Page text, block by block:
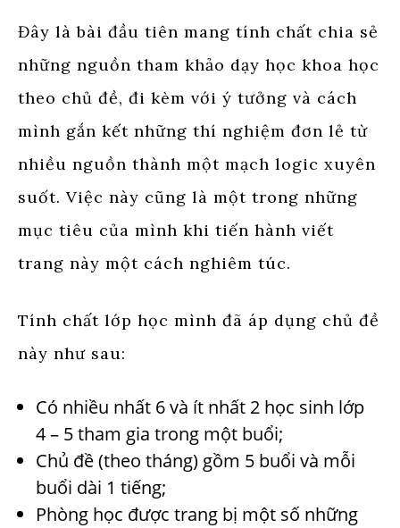
windowwindow
Đây là bài đầu tiên mang tính chất chia sẻ
những nguồn tham khảo dạy học khoa học
theo chủ đề, đi kèm với ý tưởng và cách
mình gắn kết những thí nghiệm đơn lẻ từ
nhiều nguồn thành một mạch logic xuyên
suốt. Việc này cũng là một trong những
mục tiêu của mình khi tiến hành viết
trang này một cách nghiêm túc.
Tính chất lớp học mình đã áp dụng chủ đề
này như sau:
Có nhiều nhất 6 và ít nhất 2 học sinh lớp
4 – 5 tham gia trong một buổi;
Chủ đề (theo tháng) gồm 5 buổi và mỗi
buổi dài 1 tiếng;
Phòng học được trang bị một số những